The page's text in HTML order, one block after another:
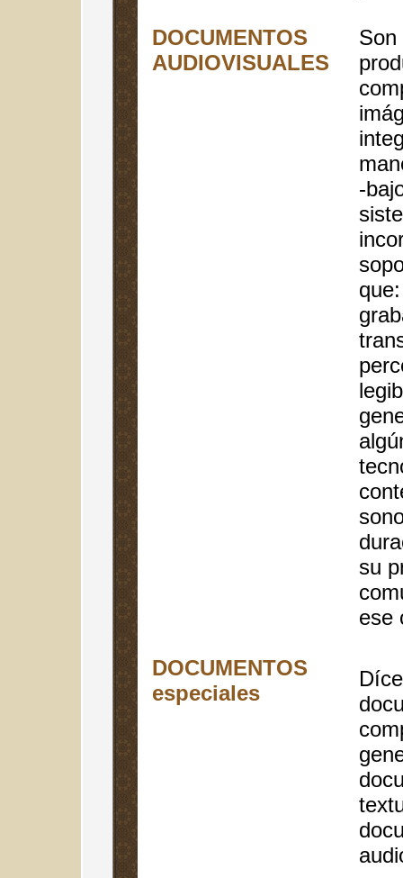
DOCUMENTOS
AUDIOVISUALES
Son
-
su
ese
DOCUMENTOS
especiales